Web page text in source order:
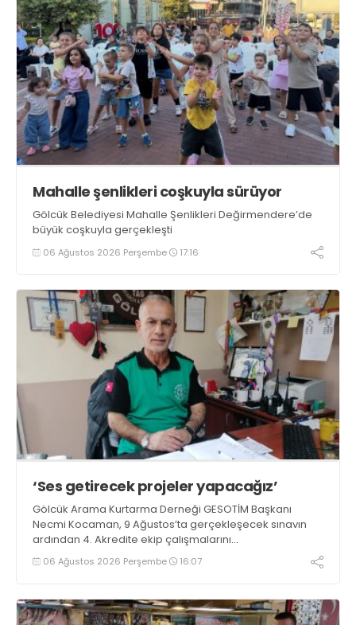
Mahalle şenlikleri coşkuyla sürüyor
Gölcük Belediyesi Mahalle Şenlikleri Değirmendere’de
büyük coşkuyla gerçekleşti
06 Ağustos 2026 Perşembe 17:16
‘Ses getirecek projeler yapacağız’
Gölcük Arama Kurtarma Derneği GESOTİM Başkanı
Necmi Kocaman, 9 Ağustos’ta gerçekleşecek sınavın
ardından 4. Akredite ekip çalışmalarını
tamamlayacaklarını ifade ederek açıklamalarda
bulundu. Kocaman, “Gölcük’te ve Kocaeli genelinde ses
06 Ağustos 2026 Perşembe 16:07